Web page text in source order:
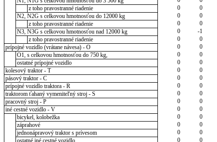
z toho pravostranné riadenie
0
0
N2, N2G s celkovou hmotnosťou do 12000 kg
0
0
z toho pravostranné riadenie
0
0
N3, N3G s celkovou hmotnosťou nad 12000 kg
0
-1
z toho pravostranné riadenie
0
0
prípojné vozidlo (vrátane návesa) - O
0
0
O1, s celkovou hmotnosťou do 750 kg,
0
0
ostatné prípojné vozidlo
0
0
kolesový traktor - T
0
0
pásový traktor - C
0
0
prípojné vozidlo traktora - R
0
0
traktorom ťahaný vymeniteľný stroj - S
0
0
pracovný stroj - P
0
0
iné cestné vozidlo - V
0
0
bicykel, kolobežka
0
0
záprahové
0
0
jednonápravový traktor s prívesom
0
0
ostatné iné cestné vozidlo
0
0